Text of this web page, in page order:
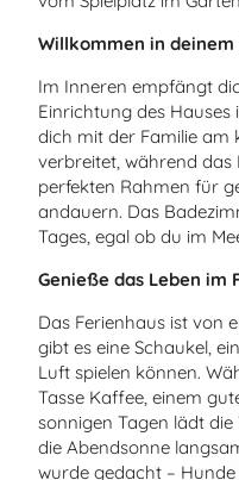
Willkommen in deinem
Im Inneren empfängt
Einrichtung des
dich mit der Familie am
verbreitet, während
perfekten Rahmen für
andauern. Das
Tages, egal ob du im
Genieße das Leben im
Das Ferienhaus ist von
gibt es eine Schaukel,
Luft spielen können.
Tasse Kaffee, einem
sonnigen Tagen lädt
die Abendsonne
wurde gedacht –